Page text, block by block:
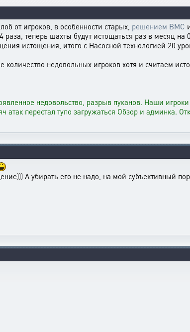
от игроков, в особенности старых, решением ВМС
раза, теперь шахты будут истощаться раз в месяц на
истощения, итого с Насосной технологией 20
недовольных игроков хотя и считаем
недовольство, разрыв пуканов. Наши
атак перестал тупо загружаться Обзор и админка.
А убирать его не надо, на мой субъективный